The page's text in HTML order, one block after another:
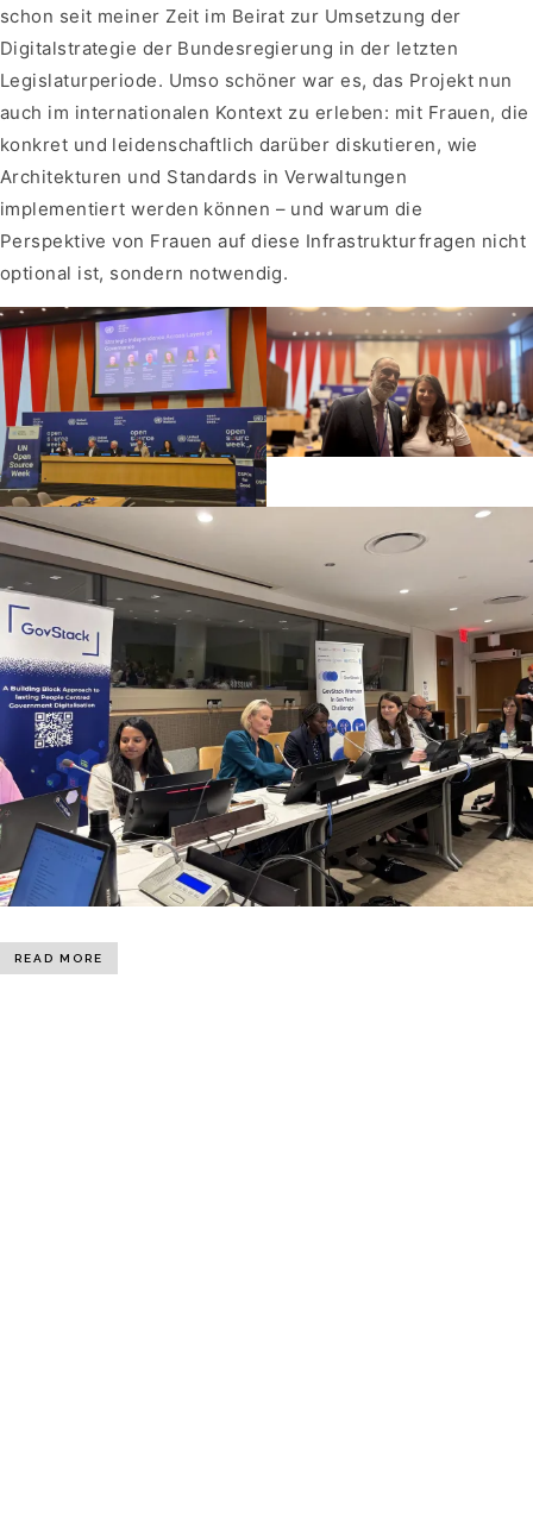
schon seit meiner Zeit im Beirat zur Umsetzung der
Digitalstrategie der Bundesregierung in der letzten
Legislaturperiode. Umso schöner war es, das Projekt nun
auch im internationalen Kontext zu erleben: mit Frauen, die
konkret und leidenschaftlich darüber diskutieren, wie
Architekturen und Standards in Verwaltungen
implementiert werden können – und warum die
Perspektive von Frauen auf diese Infrastrukturfragen nicht
optional ist, sondern notwendig.
READ MORE